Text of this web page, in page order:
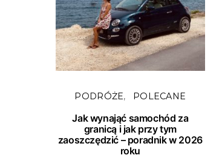
PODRÓŻE POLECANE
Jak wynająć samochód za
granicą i jak przy tym
zaoszczędzić – poradnik w 2026
roku